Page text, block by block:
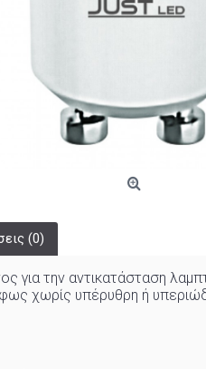
(0)
για την αντικατάσταση
χωρίς υπέρυθρη ή